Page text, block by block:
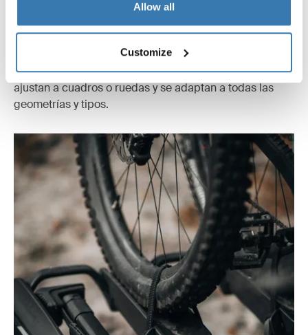
Allow all
Customize
Carga de bicicletas sin esfuerzo
Carga y descarga bicicletas en cualquier orden. Brazos
telescópicos con correas reforzadas de acero se
ajustan a cuadros o ruedas y se adaptan a todas las
geometrías y tipos.